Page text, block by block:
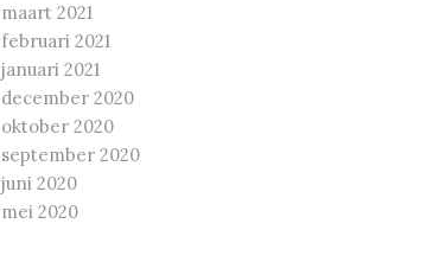
maart 2021
februari 2021
januari 2021
december 2020
oktober 2020
september 2020
juni 2020
mei 2020